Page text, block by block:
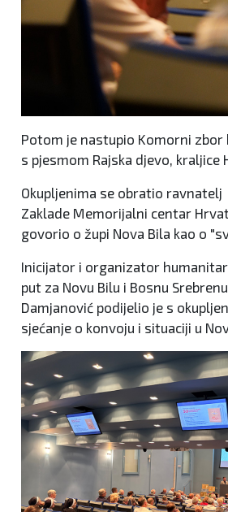
Potom je nastupio Komorni
s pjesmom Rajska djevo, kraljice
Okupljenima se obratio ravnatelj
Zaklade Memorijalni centar
govorio o župi Nova Bila kao o
Inicijator i organizator
put za Novu Bilu i Bosnu
Damjanović podijelio je s
sjećanje o konvoju i situaciji u